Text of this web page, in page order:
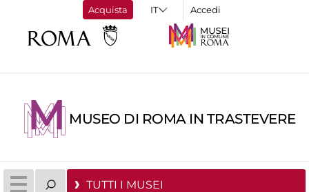
Acquista Accedi
MUSEO DI ROMA IN TRASTEVERE
TUTTI I MUSEI